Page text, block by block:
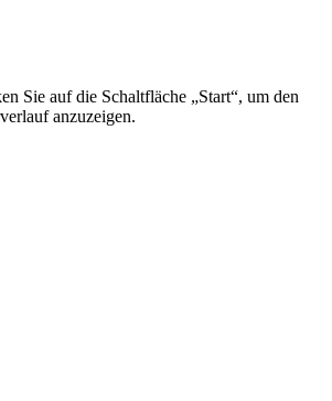
Sie auf die Schaltfläche „Start“, um den
anzuzeigen.